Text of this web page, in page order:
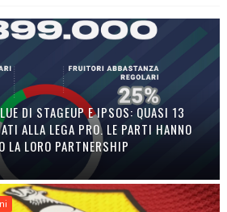
DI STAGEUP E IPSOS: QUASI 13
ALLA LEGA PRO. LE PARTI HANNO
LA LORO PARTNERSHIP